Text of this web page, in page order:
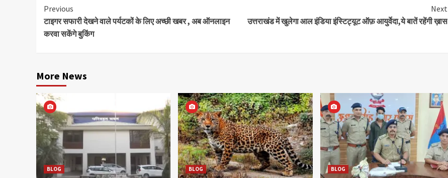
Continue
Reading
Previous
टाइगर सफारी देखने वाले पर्यटकों के लिए अच्छी खबर , अब ऑनलाइन
करवा सकेंगे बुकिंग
Next
उत्तराखंड में खुलेगा आल इंडिया इंस्टिट्यूट ऑफ़ आयुर्वेदा,ये बातें रहेंगी ख़ास
More News
BLOG BLOG BLOG